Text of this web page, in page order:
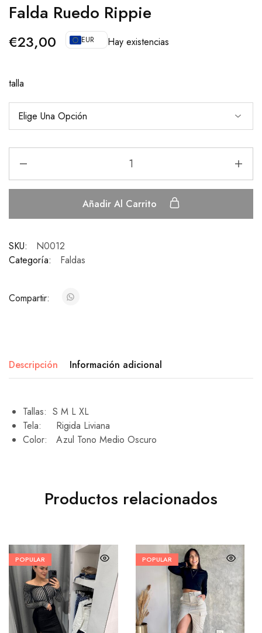
Falda Ruedo Rippie
€23,00 EUR Hay existencias
talla
Añadir Al Carrito
SKU:
N0012
Categoría:
Faldas
Compartir:
Descripción Información adicional
Tallas: S M L XL
Tela: Rigida Liviana
Color: Azul Tono Medio Oscuro
Productos relacionados
POPULAR POPULAR